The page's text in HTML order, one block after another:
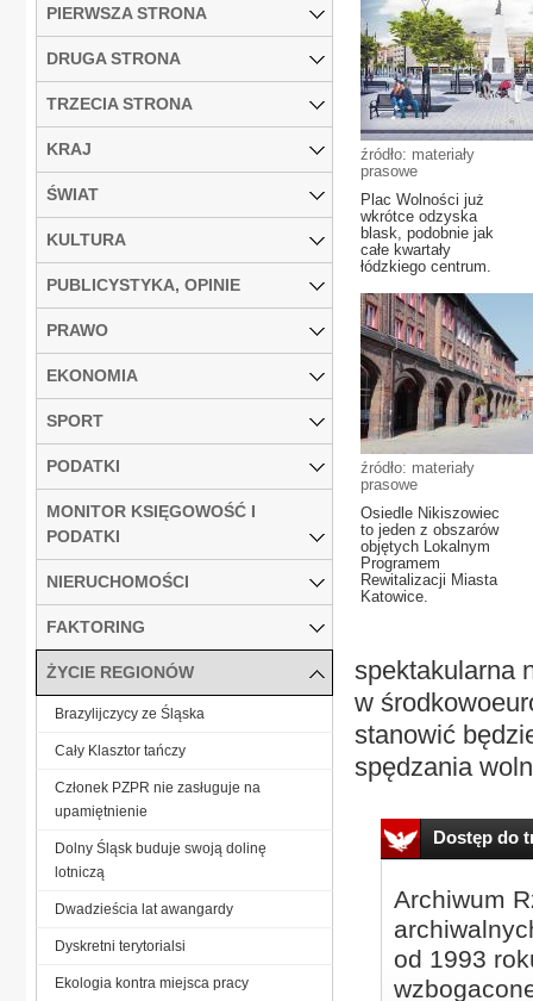
źródło: materiały
prasowe
Plac Wolności już
wkrótce odzyska
blask, podobnie jak
całe kwartały
łódzkiego centrum.
źródło: materiały
prasowe
Osiedle Nikiszowiec
to jeden z obszarów
objętych Lokalnym
Programem
Rewitalizacji Miasta
Katowice.
spektakularna
w
stanowić
spędzania
Dostęp do
Archiwum
od 1993
PIERWSZA STRONA
DRUGA STRONA
TRZECIA STRONA
KRAJ
ŚWIAT
KULTURA
PUBLICYSTYKA, OPINIE
PRAWO
EKONOMIA
SPORT
PODATKI
MONITOR KSIĘGOWOŚĆ I
PODATKI
NIERUCHOMOŚCI
FAKTORING
ŻYCIE REGIONÓW
Brazylijczycy ze Śląska
Cały Klasztor tańczy
Członek PZPR nie zasługuje na
upamiętnienie
Dolny Śląsk buduje swoją dolinę
lotniczą
Dwadzieścia lat awangardy
Dyskretni terytorialsi
Ekologia kontra miejsca pracy